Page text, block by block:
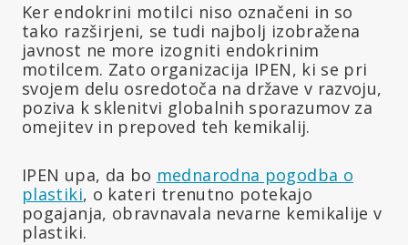
Ker endokrini motilci niso označeni in so
tako razširjeni, se tudi najbolj izobražena
javnost ne more izogniti endokrinim
motilcem. Zato organizacija IPEN, ki se pri
svojem delu osredotoča na države v razvoju,
poziva k sklenitvi globalnih sporazumov za
omejitev in prepoved teh kemikalij.
IPEN upa, da bo mednarodna pogodba o
plastiki, o kateri trenutno potekajo
pogajanja, obravnavala nevarne kemikalije v
plastiki.